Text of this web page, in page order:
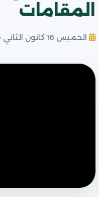
المقامات
الخميس 16 كانون الثاني 2025